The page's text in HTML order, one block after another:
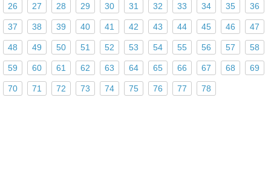
26 27 28 29 30 31 32 33 34 35 36
37 38 39 40 41 42 43 44 45 46 47
48 49 50 51 52 53 54 55 56 57 58
59 60 61 62 63 64 65 66 67 68 69
70 71 72 73 74 75 76 77 78